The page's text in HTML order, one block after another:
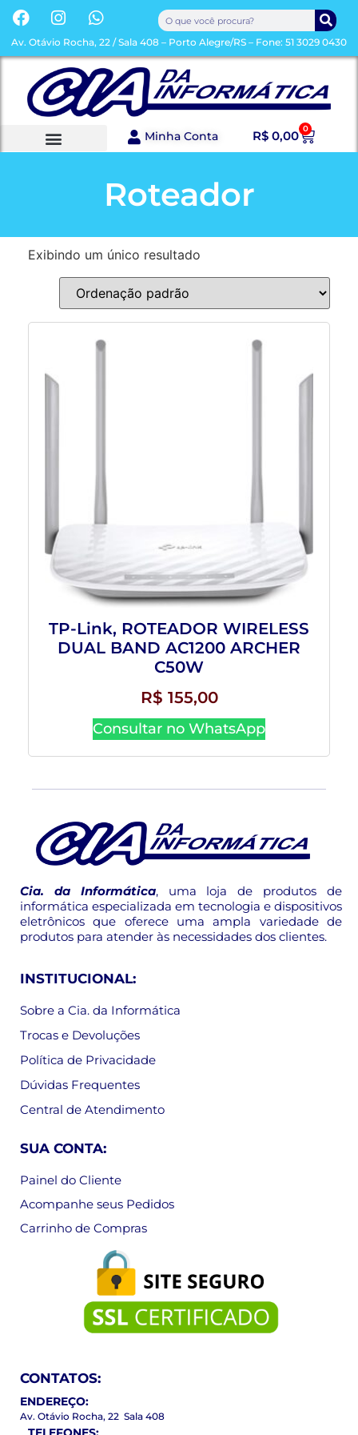
Av. Otávio Rocha, 22 / Sala 408 – Porto Alegre/RS – Fone: 51 3029 0430
Minha Conta R$ 0,00 0
Roteador
Exibindo um único resultado
TP-Link, ROTEADOR WIRELESS
DUAL BAND AC1200 ARCHER
C50W
R$ 155,00
Consultar no WhatsApp
Cia. da Informática, uma loja de produtos de
informática especializada em tecnologia e dispositivos
eletrônicos que oferece uma ampla variedade de
produtos para atender às necessidades dos clientes.
INSTITUCIONAL:
Sobre a Cia. da Informática
Trocas e Devoluções
Política de Privacidade
Dúvidas Frequentes
Central de Atendimento
SUA CONTA:
Painel do Cliente
Acompanhe seus Pedidos
Carrinho de Compras
CONTATOS:
ENDEREÇO:
Av. Otávio Rocha, 22 Sala 408